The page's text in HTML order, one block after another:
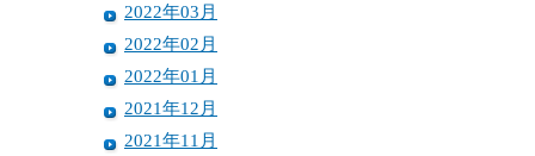
2022年03月
2022年02月
2022年01月
2021年12月
2021年11月